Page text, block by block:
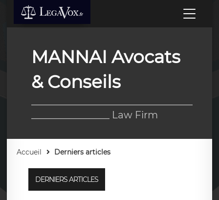
MANNAI Avocats
& Conseils
________________ Law Firm
Accueil Derniers articles
DERNIERS ARTICLES